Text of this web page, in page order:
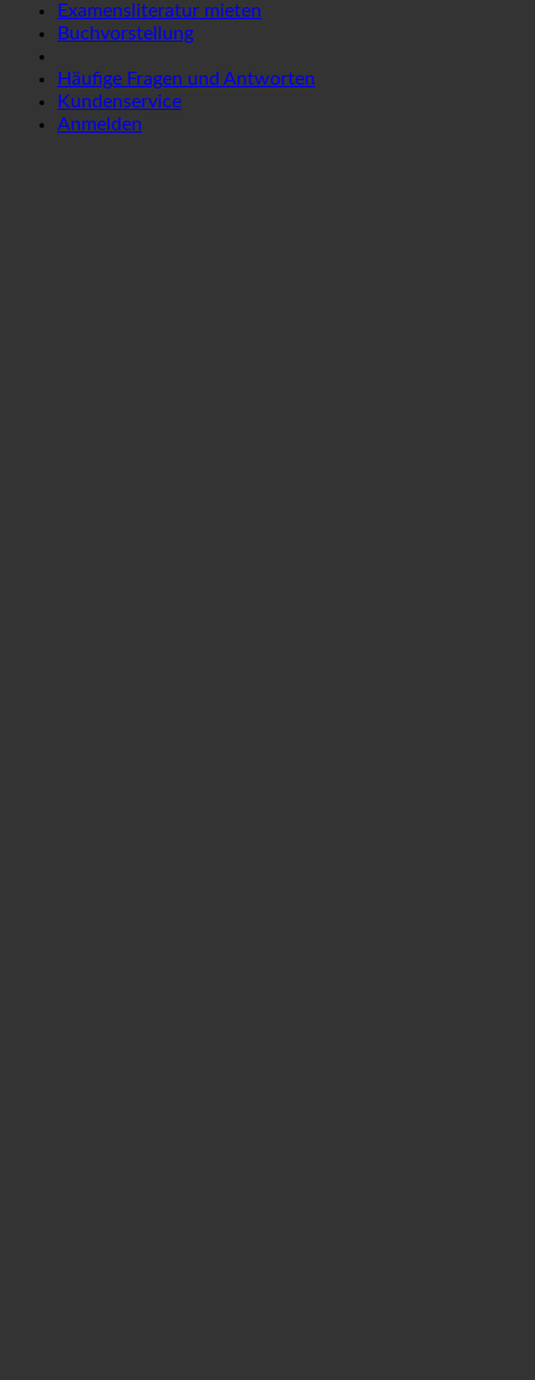
Examensliteratur mieten
Buchvorstellung
Häufige Fragen und Antworten
Kundenservice
Anmelden